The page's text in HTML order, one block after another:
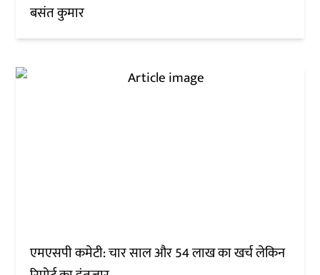
बसंत कुमार
एमएसपी कमेटी: चार साल और 54 लाख का खर्च लेकिन